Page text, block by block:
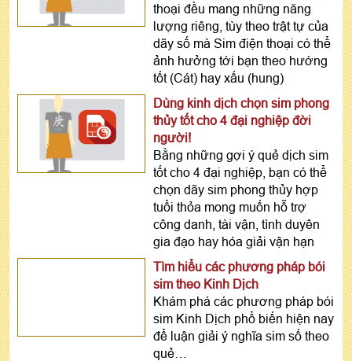
thoại đều mang những năng
lượng riêng, tùy theo trật tự của
dãy số mà Sim điện thoại có thể
ảnh hưởng tới bạn theo hướng
tốt (Cát) hay xấu (hung)
Dùng kinh dịch chọn sim phong
thủy tốt cho 4 đại nghiệp đời
người!
Bằng những gợi ý quẻ dịch sim
tốt cho 4 đại nghiệp, bạn có thể
chọn dãy sim phong thủy hợp
tuổi thỏa mong muốn hỗ trợ
công danh, tài vận, tình duyên
gia đạo hay hóa giải vận hạn
Tìm hiểu các phương pháp bói
sim theo Kinh Dịch
Khám phá các phương pháp bói
sim Kinh Dịch phổ biến hiện nay
để luận giải ý nghĩa sim số theo
quẻ…